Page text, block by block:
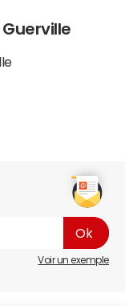
Voir un exemple